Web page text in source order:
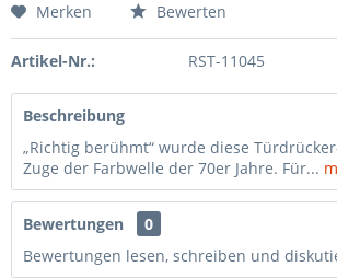
Merken Bewerten
Artikel-Nr.: RST-11045
Beschreibung
„Richtig berühmt“ wurde diese
Zuge der Farbwelle der 70er Jahre. Für...
Bewertungen
0
Bewertungen lesen, schreiben und